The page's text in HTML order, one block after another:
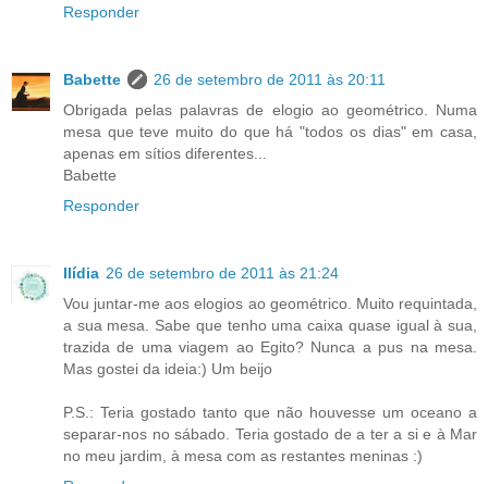
Responder
Babette
26 de setembro de 2011 às 20:11
Obrigada pelas palavras de elogio ao geométrico. Numa
mesa que teve muito do que há "todos os dias" em casa,
apenas em sítios diferentes...
Babette
Responder
Ilídia 26 de setembro de 2011 às 21:24
Vou juntar-me aos elogios ao geométrico. Muito requintada,
a sua mesa. Sabe que tenho uma caixa quase igual à sua,
trazida de uma viagem ao Egito? Nunca a pus na mesa.
Mas gostei da ideia:) Um beijo
P.S.: Teria gostado tanto que não houvesse um oceano a
separar-nos no sábado. Teria gostado de a ter a si e à Mar
no meu jardim, à mesa com as restantes meninas :)